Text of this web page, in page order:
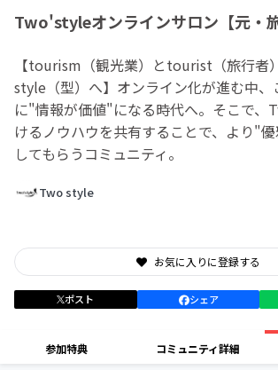
Two'styleオンラインサロン【元・
【tourism（観光業）とtourist（旅行者
style（型）へ】オンライン化が進む中、
に"情報が価値"になる時代へ。そこで、
けるノウハウを共有することで、より"
してもらうコミュニティ。
Two style
お気に入りに登録する
ポスト シェア
参加特典 コミュニティ詳細